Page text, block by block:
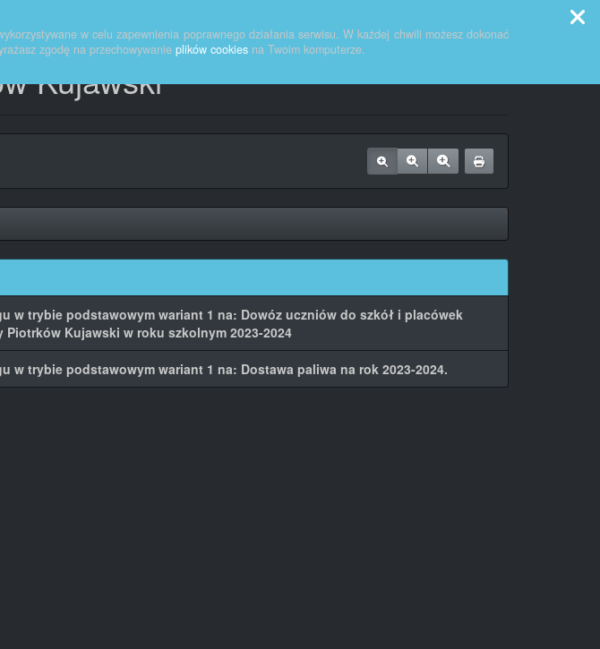
w celu zapewnienia poprawnego działania serwisu. W każdej chwili możesz dokonać
zgodę na przechowywanie plików cookies na Twoim komputerze.
Kujawski
w trybie podstawowym wariant 1 na: Dowóz uczniów do szkół i placówek
Kujawski w roku szkolnym 2023-2024
w trybie podstawowym wariant 1 na: Dostawa paliwa na rok 2023-2024.